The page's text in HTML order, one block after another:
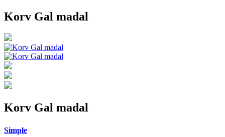
Korv Gal madal
Korv Gal madal
Simple